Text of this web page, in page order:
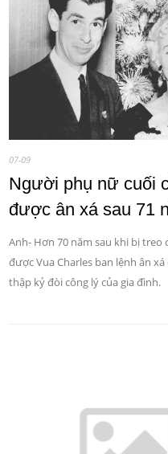
07-09
Người phụ nữ cuối
được ân xá sau 71
Anh- Hơn 70 năm sau khi bị treo
được Vua Charles ban lệnh ân
thập kỷ đòi công lý của gia đình.